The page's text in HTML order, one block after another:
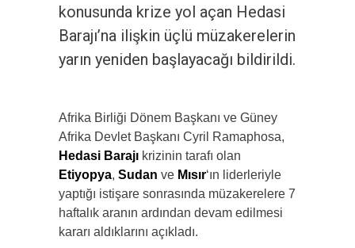
konusunda krize yol açan Hedasi
Barajı’na ilişkin üçlü müzakerelerin
yarın yeniden başlayacağı bildirildi.
Afrika Birliği Dönem Başkanı ve Güney
Afrika Devlet Başkanı Cyril Ramaphosa,
Hedasi Barajı krizinin tarafı olan
Etiyopya, Sudan ve Mısır‘ın liderleriyle
yaptığı istişare sonrasında müzakerelere 7
haftalık aranın ardından devam edilmesi
kararı aldıklarını açıkladı.